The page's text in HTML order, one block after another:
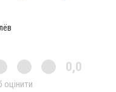
0,0
оцінити